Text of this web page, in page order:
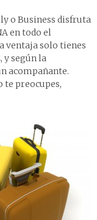
o Business disfruta
en todo el
ventaja solo tienes
y según la
acompañante.
te preocupes,